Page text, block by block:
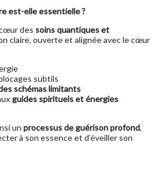
est-elle essentielle ?
des soins quantiques et
claire, ouverte et alignée avec le cœur
subtils
schémas limitants
guides spirituels et énergies
un processus de guérison profond,
à son essence et d’éveiller son